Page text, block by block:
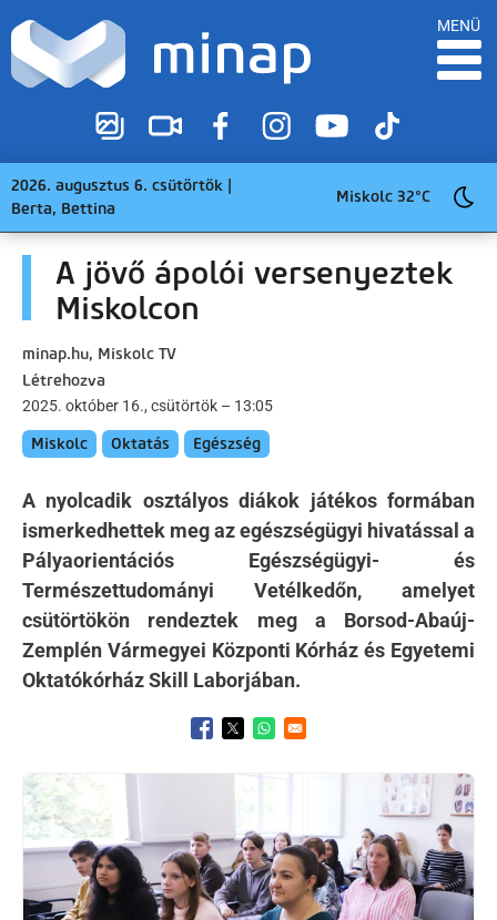
MENÜ
2026. augusztus 6. csütörtök |
Berta, Bettina
Miskolc 32°C
A jövő ápolói versenyeztek
Miskolcon
minap.hu, Miskolc TV
Létrehozva
2025. október 16., csütörtök – 13:05
Miskolc Oktatás Egészség
A nyolcadik osztályos diákok játékos formában
ismerkedhettek meg az egészségügyi hivatással a
Pályaorientációs Egészségügyi- és
Természettudományi Vetélkedőn, amelyet
csütörtökön rendeztek meg a Borsod-Abaúj-
Zemplén Vármegyei Központi Kórház és Egyetemi
Oktatókórház Skill Laborjában.
Opens in a new window
Opens in a new window
Opens in a new window
Kép